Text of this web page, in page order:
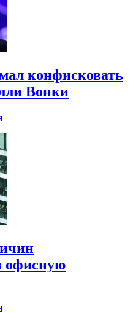
конфисковать
Вонки
офисную